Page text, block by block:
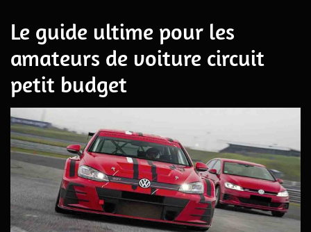
LE NUMÉRO 1 DU CIRCUIT
Le guide ultime pour les
amateurs de voiture circuit
petit budget